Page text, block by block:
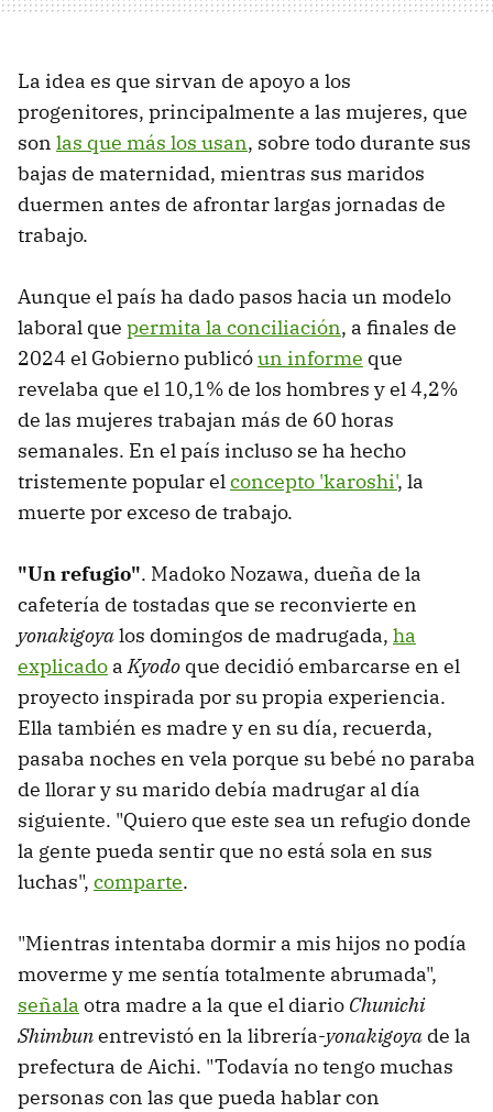
La idea es que sirvan de apoyo a los
progenitores, principalmente a las mujeres, que
son las que más los usan, sobre todo durante sus
bajas de maternidad, mientras sus maridos
duermen antes de afrontar largas jornadas de
trabajo.
Aunque el país ha dado pasos hacia un modelo
laboral que permita la conciliación, a finales de
2024 el Gobierno publicóun informe que
revelaba que el 10,1% de los hombres y el 4,2%
de las mujeres trabajan más de 60 horas
semanales. En el país incluso se ha hecho
tristemente popular elconcepto 'karoshi', la
muerte por exceso de trabajo.
"Un refugio". Madoko Nozawa, dueña de la
cafetería de tostadas que se reconvierte en
yonakigoyalos domingos de madrugada, ha
explicado aKyodo que decidió embarcarse en el
proyecto inspirada por su propia experiencia.
Ella también es madre y en su día, recuerda,
pasaba noches en vela porque su bebé no paraba
de llorar y su marido debía madrugar al día
siguiente. "Quiero que este sea un refugio donde
la gente pueda sentir que no está sola en sus
luchas", comparte.
"Mientras intentaba dormir a mis hijos no podía
moverme y me sentía totalmente abrumada",
señala otra madre a la que el diario Chunichi
Shimbunentrevistó en la librería-yonakigoya de la
prefectura de Aichi. "Todavía no tengo muchas
personas con las que pueda hablar con